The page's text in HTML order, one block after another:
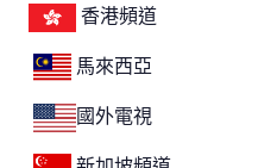
香港頻道
馬來西亞
國外電視